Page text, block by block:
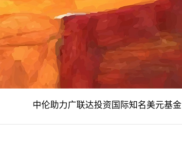
中伦助力广联达投资国际知名美元基金